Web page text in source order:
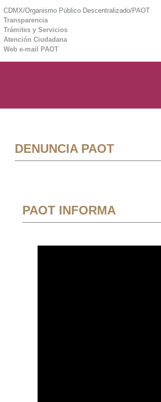
CDMX/Organismo Público Descentralizado/PAOT
Transparencia
Trámites y Servicios
Atención Ciudadana
Web e-mail PAOT
DENUNCIA PAOT
PAOT INFORMA